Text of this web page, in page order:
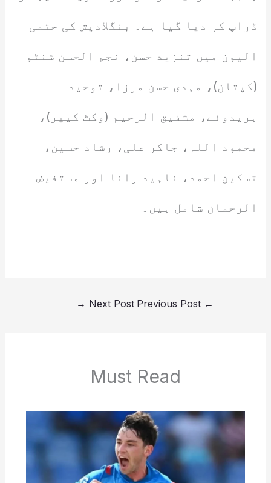
ڈراپ کر دیا گیا ہے۔ بنگلادیش کی حتمی
الیون میں تنزید حسن، نجم الحسن شنٹو
(کپتان)، مہدی حسن مرزا، توحید
ہریدوئے، مشفیق الرحیم (وکٹ کیپر)،
محمود اللہ، جاکر علی، رشاد حسین،
تسکین احمد، ناہید رانا اور مستفیض
الرحمان شامل ہیں۔
←
Next Post
→
Must Read